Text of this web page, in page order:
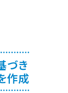
づき
作成
す。
ありますか？